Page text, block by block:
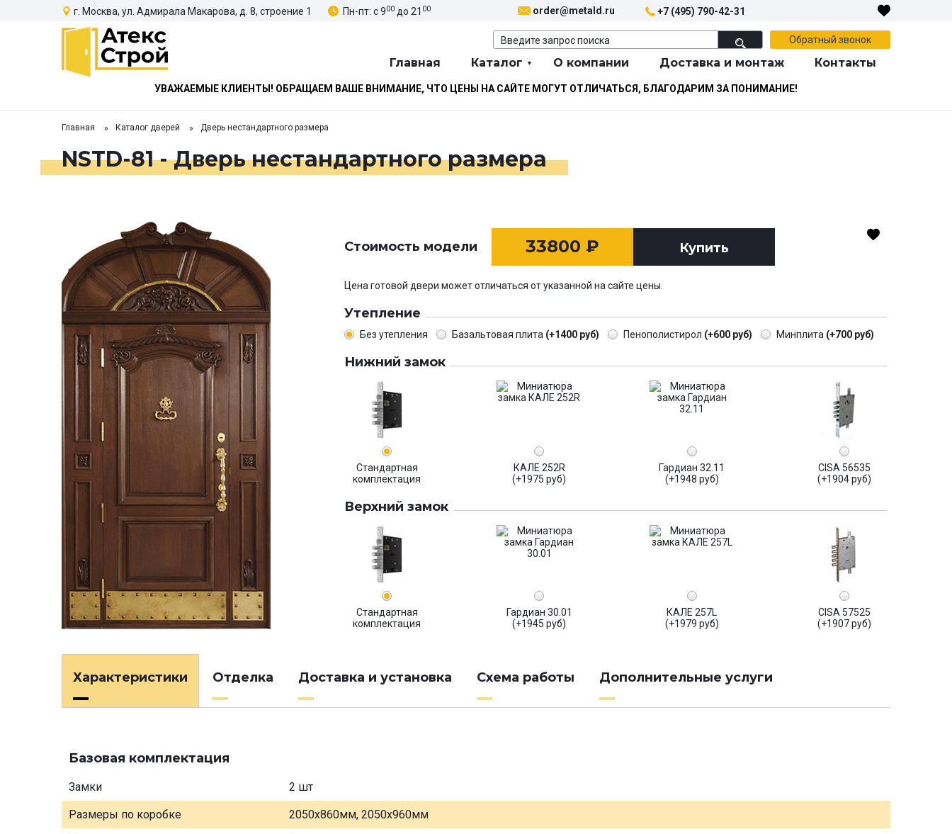
г. Москва, ул. Адмирала Макарова, д. 8, строение 1 Пн-пт: с 900 до 21 00 order@metald.ru +7 (495) 790-42-31
Обратный звонок
Главная Каталог О компании Доставка и монтаж Контакты
УВАЖАЕМЫЕ КЛИЕНТЫ! ОБРАЩАЕМ ВАШЕ ВНИМАНИЕ, ЧТО ЦЕНЫ НА САЙТЕ МОГУТ ОТЛИЧАТЬСЯ, БЛАГОДАРИМ ЗА ПОНИМАНИЕ!
Главная Каталог дверей Дверь нестандартного размера
NSTD-81 - Дверь нестандартного размера
Стоимость модели 33800 ₽ Купить
Цена готовой двери может отличаться от указанной на сайте цены.
Утепление
Без утепления Базальтовая плита (+1400 руб) Пенополистирол (+600 руб) Минплита (+700 руб)
Нижний замок
Стандартная
комплектация
КАЛЕ 252R
(+1975 руб)
Гардиан 32.11
(+1948 руб)
CISA 56535
(+1904 руб)
Верхний замок
Стандартная
комплектация
Гардиан 30.01
(+1945 руб)
КАЛЕ 257L
(+1979 руб)
CISA 57525
(+1907 руб)
Характеристики Отделка Доставка и установка Схема работы Дополнительные услуги
Базовая комплектация
Замки 2 шт
Размеры по коробке 2050х860мм, 2050х960мм